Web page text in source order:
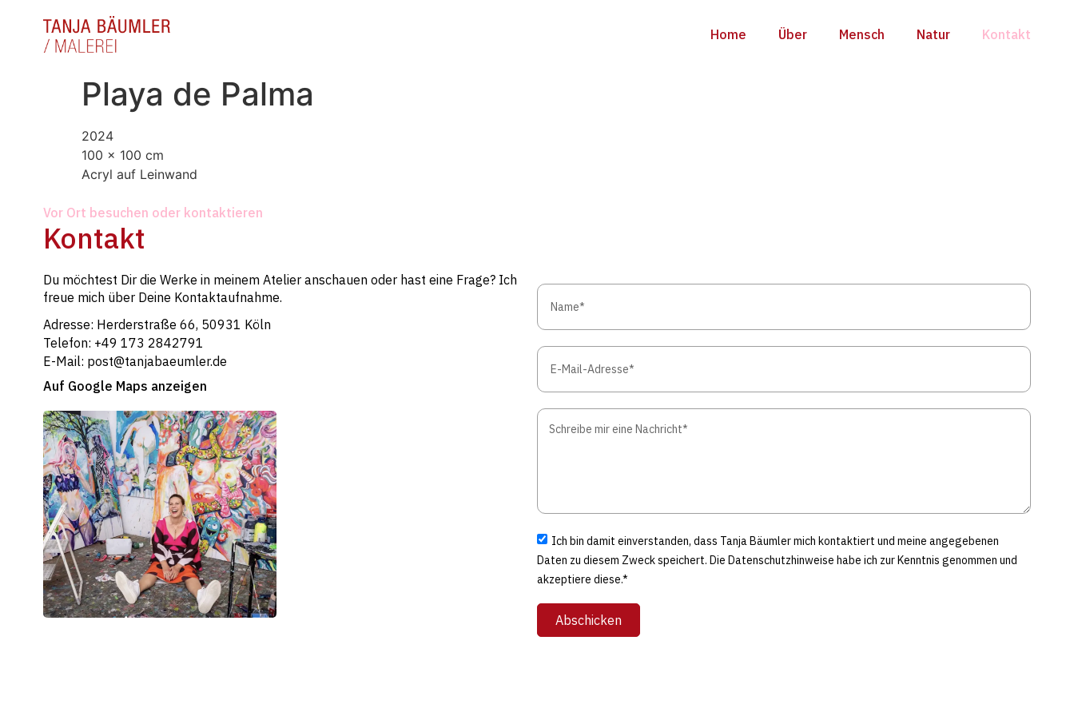
Home Über Mensch Natur Kontakt
Playa de Palma
2024
100 x 100 cm
Acryl auf Leinwand
Vor Ort besuchen oder kontaktieren
Kontakt
Du möchtest Dir die Werke in meinem Atelier anschauen oder hast eine Frage? Ich
freue mich über Deine Kontaktaufnahme.
Adresse: Herderstraße 66, 50931 Köln
Telefon: +49 173 2842791
E-Mail: post@tanjabaeumler.de
Auf Google Maps anzeigen
Ich bin damit einverstanden, dass Tanja Bäumler mich kontaktiert und meine angegebenen
Daten zu diesem Zweck speichert. Die Datenschutzhinweise habe ich zur Kenntnis genommen und
akzeptiere diese.*
Abschicken